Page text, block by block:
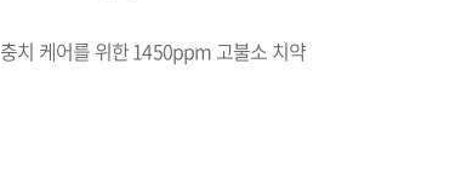
충치 케어를 위한 1450ppm 고불소 치약